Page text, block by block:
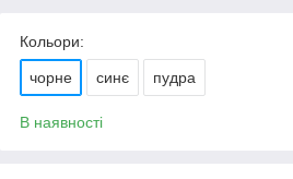
Кольори:
чорне синє пудра
В наявності